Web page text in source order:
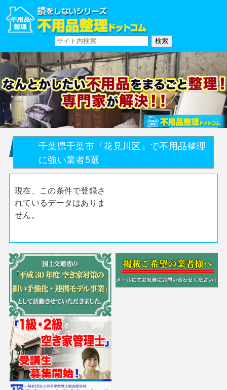
千葉県千葉市『花見川区』で不用品整理
に強い業者5選
現在、この条件で登録さ
れているデータはありま
せん。